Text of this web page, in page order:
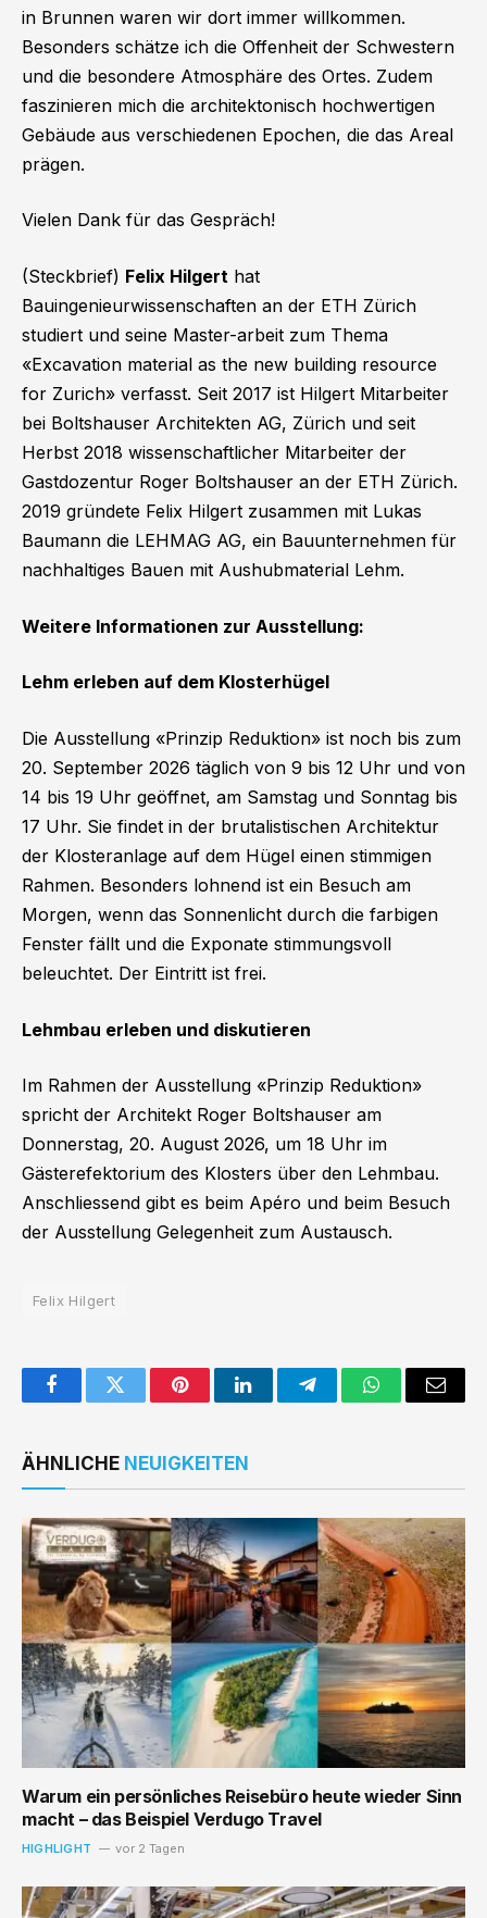
in Brunnen waren wir dort immer willkommen.
Besonders schätze ich die Offenheit der Schwestern
und die besondere Atmosphäre des Ortes. Zudem
faszinieren mich die architektonisch hochwertigen
Gebäude aus verschiedenen Epochen, die das Areal
prägen.
Vielen Dank für das Gespräch!
(Steckbrief) Felix Hilgert hat
Bauingenieurwissenschaften an der ETH Zürich
studiert und seine Master-arbeit zum Thema
«Excavation material as the new building resource
for Zurich» verfasst. Seit 2017 ist Hilgert Mitarbeiter
bei Boltshauser Architekten AG, Zürich und seit
Herbst 2018 wissenschaftlicher Mitarbeiter der
Gastdozentur Roger Boltshauser an der ETH Zürich.
2019 gründete Felix Hilgert zusammen mit Lukas
Baumann die LEHMAG AG, ein Bauunternehmen für
nachhaltiges Bauen mit Aushubmaterial Lehm.
Weitere Informationen zur Ausstellung:
Lehm erleben auf dem Klosterhügel
Die Ausstellung «Prinzip Reduktion» ist noch bis zum
20. September 2026 täglich von 9 bis 12 Uhr und von
14 bis 19 Uhr geöffnet, am Samstag und Sonntag bis
17 Uhr. Sie findet in der brutalistischen Architektur
der Klosteranlage auf dem Hügel einen stimmigen
Rahmen. Besonders lohnend ist ein Besuch am
Morgen, wenn das Sonnenlicht durch die farbigen
Fenster fällt und die Exponate stimmungsvoll
beleuchtet. Der Eintritt ist frei.
Lehmbau erleben und diskutieren
Im Rahmen der Ausstellung «Prinzip Reduktion»
spricht der Architekt Roger Boltshauser am
Donnerstag, 20. August 2026, um 18 Uhr im
Gästerefektorium des Klosters über den Lehmbau.
Anschliessend gibt es beim Apéro und beim Besuch
der Ausstellung Gelegenheit zum Austausch.
Felix Hilgert
FacebookTwitter PinterestLinkedInTelegramWhatsAppEmail
ÄHNLICHE NEUIGKEITEN
Warum ein persönliches Reisebüro heute wieder Sinn
macht – das Beispiel Verdugo Travel
HIGHLIGHT vor 2 Tagen